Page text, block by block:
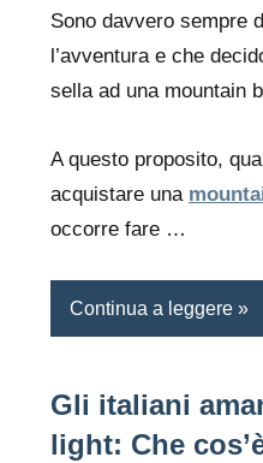
Sono davvero sempre
l’avventura e che
sella ad una mountain
A questo proposito,
acquistare una
occorre fare …
Continua a leggere
Gli italiani
light: Che